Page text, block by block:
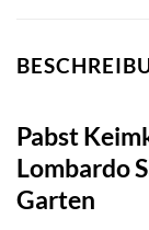
Pabst
Lombardo
Garten